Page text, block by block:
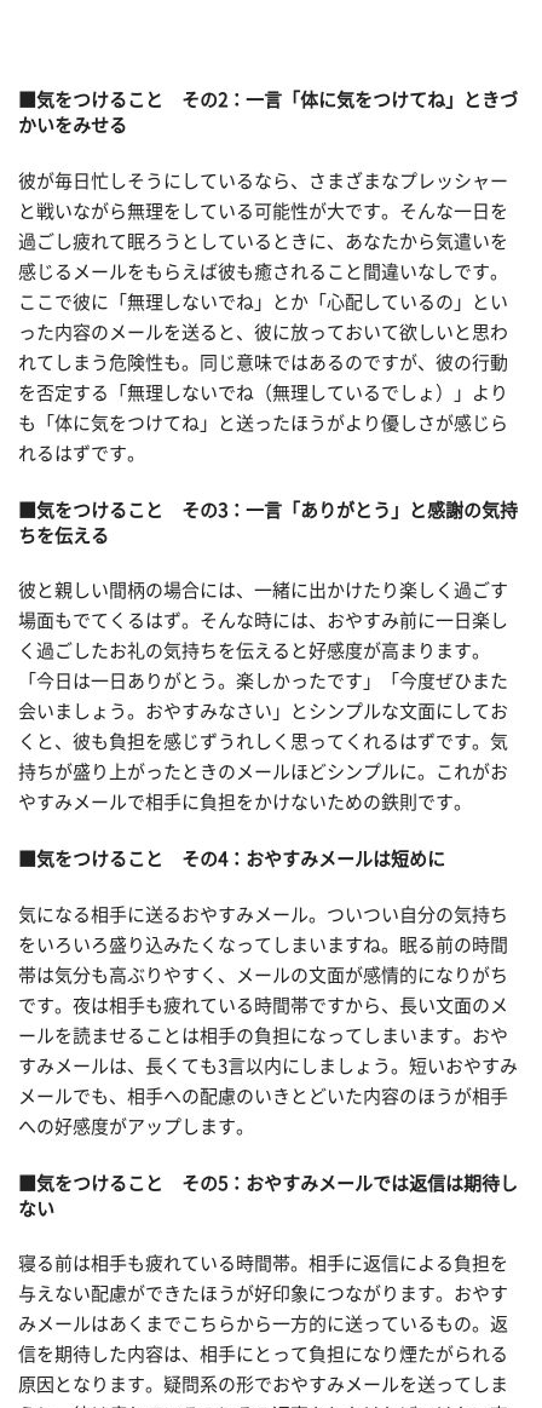
■気をつけること その2：一言「体に気をつけてね」ときづ
かいをみせる
彼が毎日忙しそうにしているなら、さまざまなプレッシャー
と戦いながら無理をしている可能性が大です。そんな一日を
過ごし疲れて眠ろうとしているときに、あなたから気遣いを
感じるメールをもらえば彼も癒されること間違いなしです。
ここで彼に「無理しないでね」とか「心配しているの」とい
った内容のメールを送ると、彼に放っておいて欲しいと思わ
れてしまう危険性も。同じ意味ではあるのですが、彼の行動
を否定する「無理しないでね（無理しているでしょ）」より
も「体に気をつけてね」と送ったほうがより優しさが感じら
れるはずです。
■気をつけること その3：一言「ありがとう」と感謝の気持
ちを伝える
彼と親しい間柄の場合には、一緒に出かけたり楽しく過ごす
場面もでてくるはず。そんな時には、おやすみ前に一日楽し
く過ごしたお礼の気持ちを伝えると好感度が高まります。
「今日は一日ありがとう。楽しかったです」「今度ぜひまた
会いましょう。おやすみなさい」とシンプルな文面にしてお
くと、彼も負担を感じずうれしく思ってくれるはずです。気
持ちが盛り上がったときのメールほどシンプルに。これがお
やすみメールで相手に負担をかけないための鉄則です。
■気をつけること その4：おやすみメールは短めに
気になる相手に送るおやすみメール。ついつい自分の気持ち
をいろいろ盛り込みたくなってしまいますね。眠る前の時間
帯は気分も高ぶりやすく、メールの文面が感情的になりがち
です。夜は相手も疲れている時間帯ですから、長い文面のメ
ールを読ませることは相手の負担になってしまいます。おや
すみメールは、長くても3言以内にしましょう。短いおやすみ
メールでも、相手への配慮のいきとどいた内容のほうが相手
への好感度がアップします。
■気をつけること その5：おやすみメールでは返信は期待し
ない
寝る前は相手も疲れている時間帯。相手に返信による負担を
与えない配慮ができたほうが好印象につながります。おやす
みメールはあくまでこちらから一方的に送っているもの。返
信を期待した内容は、相手にとって負担になり煙たがられる
原因となります。疑問系の形でおやすみメールを送ってしま